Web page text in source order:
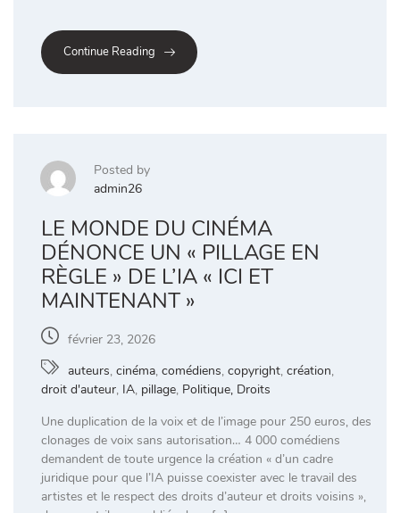
Continue Reading
Posted by
admin26
LE MONDE DU CINÉMA
DÉNONCE UN « PILLAGE EN
RÈGLE » DE L’IA « ICI ET
MAINTENANT »
février 23, 2026
auteurs, cinéma, comédiens, copyright, création,
droit d'auteur, IA, pillage, Politique, Droits
Une duplication de la voix et de l’image pour 250 euros, des
clonages de voix sans autorisation… 4 000 comédiens
demandent de toute urgence la création « d’un cadre
juridique pour que l’IA puisse coexister avec le travail des
artistes et le respect des droits d’auteur et droits voisins »,